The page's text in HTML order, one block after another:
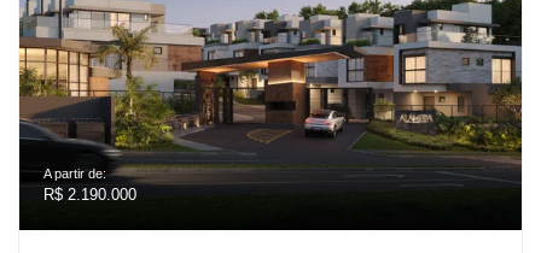
A partir de:
R$ 2.190.000